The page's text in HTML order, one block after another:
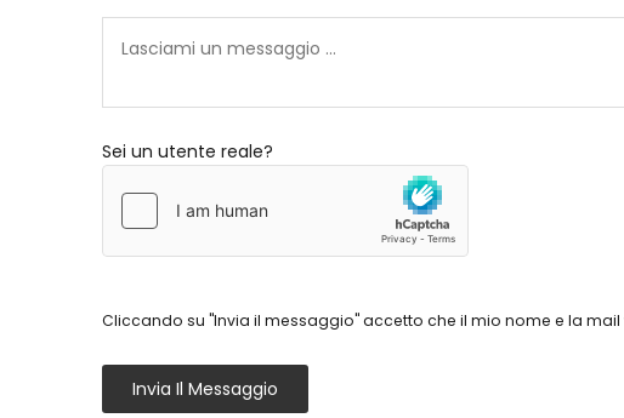
Sei un utente reale?
Cliccando su "Invia il messaggio" accetto che il mio nome e la
Invia Il Messaggio